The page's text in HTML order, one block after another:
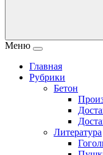
Меню
Главная
Рубрики
Бетон
Литература